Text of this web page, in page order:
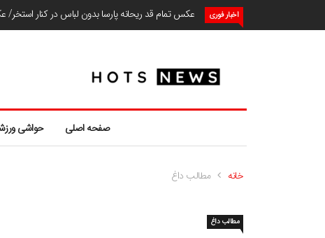
اخبار فوری عکس تمام قد ریحانه پارسا بدون لباس در کنار
صفحه اصلی حواشی
خانه مطالب داغ
مطالب داغ